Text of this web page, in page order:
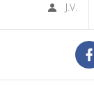
J.V.